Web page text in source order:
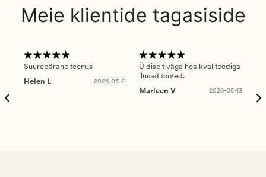
Meie klientide tagasiside
Suurepärane teenus
Helen L
2026-05-21
Üldiselt väga hea kvaliteediga
ilusad tooted.
Marleen V
2026-05-13